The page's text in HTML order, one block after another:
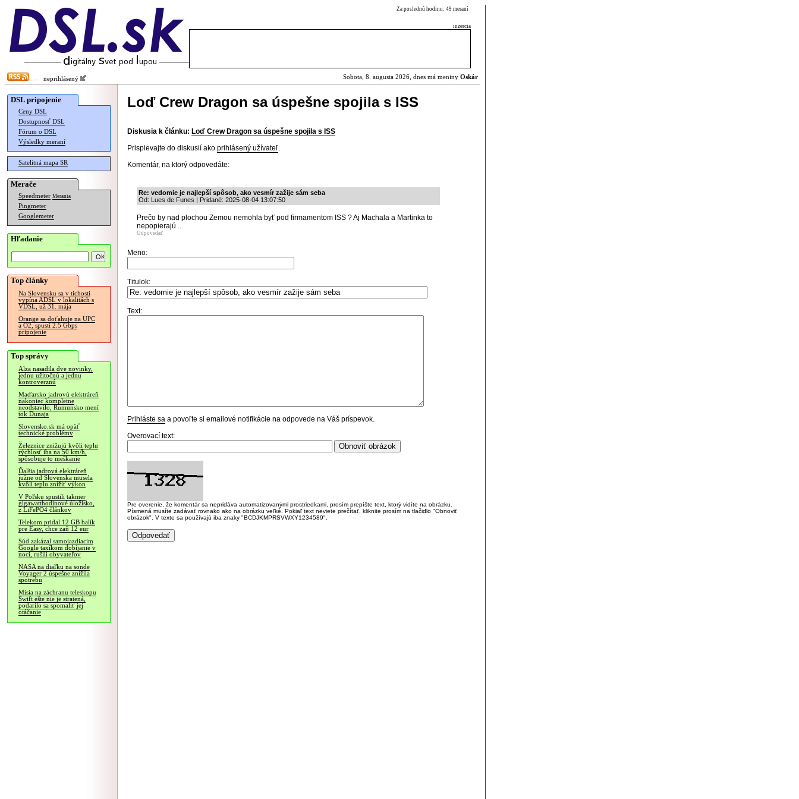
Za poslednú hodinu: 49 meraní
inzercia
neprihlásený Sobota, 8. augusta 2026, dnes má meniny Oskár
DSL pripojenie
Ceny DSL
Dostupnosť DSL
Fórum o DSL
Výsledky meraní
Satelitná mapa SR
Merače
Speedmeter Merania
Pingmeter
Googlemeter
Hľadanie
Top články
Na Slovensku sa v tichosti
vypína ADSL v lokalitách s
VDSL, už 31. mája
Orange sa doťahuje na UPC
a O2, spustí 2.5 Gbps
pripojenie
Top správy
Alza nasadila dve novinky,
jednu užitočnú a jednu
kontroverznú
Maďarsko jadrovú elektráreň
nakoniec kompletne
neodstavilo, Rumunsko mení
tok Dunaja
Slovensko.sk má opäť
technické problémy
Železnice znižujú kvôli teplu
rýchlosť iba na 50 km/h,
spôsobuje to meškanie
Ďalšia jadrová elektráreň
južne od Slovenska musela
kvôli teplu znížiť výkon
V Poľsku spustili takmer
gigawatthodinové úložisko,
z LiFePO4 článkov
Telekom pridal 12 GB balík
pre Easy, chce zaň 12 eur
Súd zakázal samojazdiacim
Google taxíkom dobíjanie v
noci, rušili obyvateľov
NASA na diaľku na sonde
Voyager 2 úspešne znížila
spotrebu
Misia na záchranu teleskopu
Swift ešte nie je stratená,
podarilo sa spomaliť jej
otáčanie
Loď Crew Dragon sa úspešne spojila s ISS
Diskusia k článku: Loď Crew Dragon sa úspešne spojila s ISS
Prispievajte do diskusií ako prihlásený užívateľ.
Komentár, na ktorý odpovedáte:
Re: vedomie je najlepší spôsob, ako vesmír zažije sám seba
Od: Lues de Funes | Pridané: 2025-08-04 13:07:50
Prečo by nad plochou Zemou nemohla byť pod firmamentom ISS ? Aj Machala a Martinka to
nepopierajú ...
Odpovedať
Meno:
Titulok:
Text:
Prihláste sa a povoľte si emailové notifikácie na odpovede na Váš príspevok.
Overovací text:
Pre overenie, že komentár sa nepridáva automatizovanými prostriedkami, prosím prepíšte text, ktorý vidíte na obrázku.
Písmená musíte zadávať rovnako ako na obrázku veľké. Pokiaľ text neviete prečítať, kliknite prosím na tlačidlo "Obnoviť
obrázok". V texte sa používajú iba znaky "BCDJKMPRSVWXY1234589".